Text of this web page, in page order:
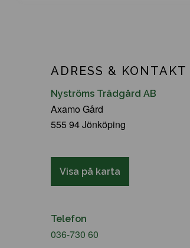
ADRESS & KONTAKT
Nyströms Trädgård AB
Axamo Gård
555 94 Jönköping
Visa på karta
Telefon
036-730 60